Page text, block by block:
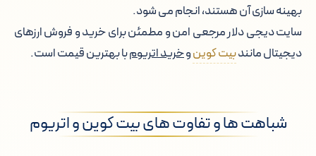
بهینه سازی آن هستند، انجام می شود.
سایت دیجی دلار مرجعی امن و مطمئن برای خرید و فروش ارزهای
دیجیتال مانندبیت کوینوخرید اتریومبا بهترین قیمت است.
شباهت ها و تفاوت های بیت کوین و اتریوم